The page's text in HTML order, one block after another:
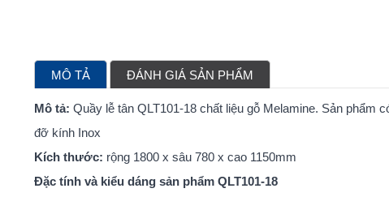
MÔ TẢ ĐÁNH GIÁ SẢN PHẨM
Mô tả: Quầy lễ tân QLT101-18 chất liệu gỗ Melamine. Sản
đỡ kính Inox
Kích thước: rộng 1800 x sâu 780 x cao 1150mm
Đặc tính và kiểu dáng sản phẩm QLT101-18